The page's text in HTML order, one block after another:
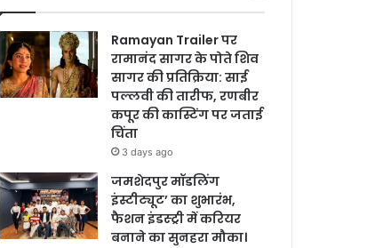
Ramayan Trailer पर
रामानंद सागर के पोते शिव
सागर की प्रतिक्रिया: साई
पल्लवी की तारीफ, रणबीर
कपूर की कास्टिंग पर जताई
चिंता
3 days ago
जमशेदपुर मॉडलिंग
इंस्टीट्यूट’ का शुभारंभ,
फैशन इंडस्ट्री में करियर
बनाने का सुनहरा मौका।